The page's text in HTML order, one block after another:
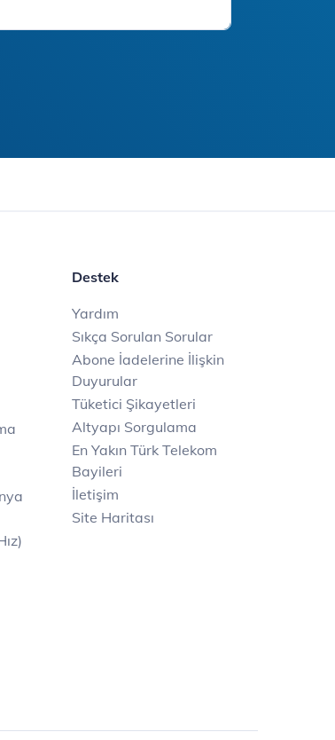
Destek
Yardım
Sıkça Sorulan Sorular
Abone İadelerine İlişkin
Duyurular
Tüketici Şikayetleri
Altyapı Sorgulama
En Yakın Türk Telekom
Bayileri
İletişim
Site Haritası